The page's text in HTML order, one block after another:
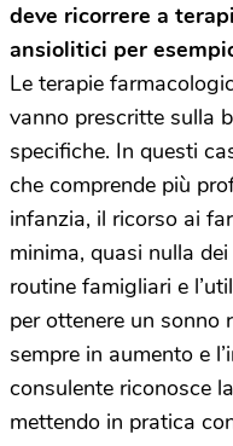
deve ricorrere a
ansiolitici per
Le terapie
vanno prescritte sulla
specifiche. In questi
che comprende più
infanzia, il ricorso ai
minima, quasi nulla
routine famigliari e
per ottenere un sonno
sempre in aumento e
consulente riconosce
mettendo in pratica